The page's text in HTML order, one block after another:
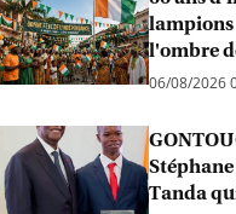
lampions
l'ombre
06/08/2026
Tanda